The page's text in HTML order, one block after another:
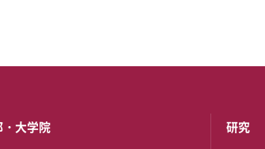
大学院 研究